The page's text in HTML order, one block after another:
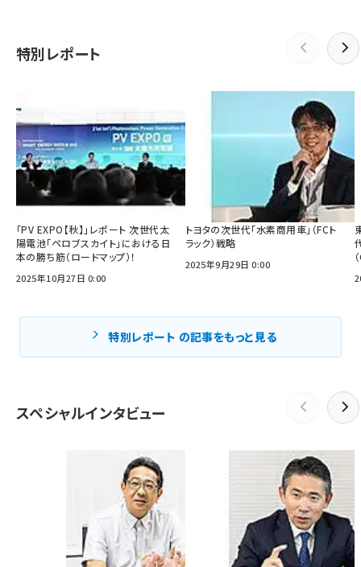
特別レポート
「PV EXPO【秋】」レポート 次世代太
陽電池「ペロブスカイト」における日
本の勝ち筋（ロードマップ）！
2025年10月27日 0:00
トヨタの次世代「水素商用車」（FCト
ラック）戦略
2025年9月29日 0:00
特別レポート の記事をもっと見る
スペシャルインタビュー